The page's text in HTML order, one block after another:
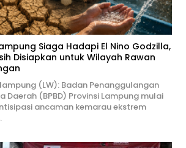
Siaga Hadapi El Nino Godzilla,
Disiapkan untuk Wilayah Rawan
(LW): Badan Penanggulangan
Daerah (BPBD) Provinsi Lampung mulai
ancaman kemarau ekstrem